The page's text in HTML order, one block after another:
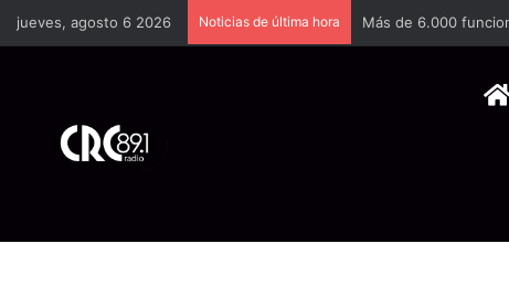
jueves, agosto 6 2026 Noticias de última hora